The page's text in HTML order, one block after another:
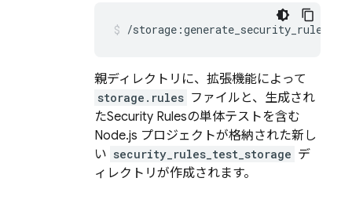
/storage:generate_security_rules
親ディレクトリに、拡張機能によって
storage.rules ファイルと、生成され
たSecurity Rulesの単体テストを含む
Node.js プロジェクトが格納された新し
い security_rules_test_storage デ
ィレクトリが作成されます。